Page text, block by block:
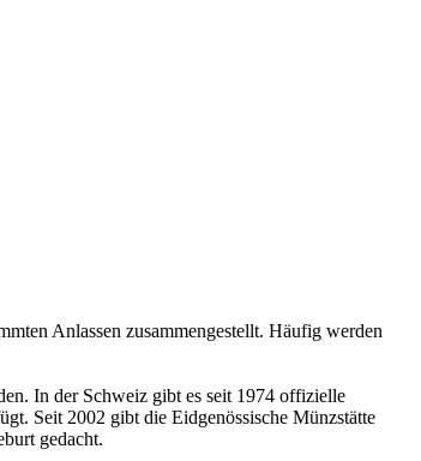
Anlassen zusammengestellt. Häufig werden
In der Schweiz gibt es seit 1974 offizielle
Seit 2002 gibt die Eidgenössische Münzstätte
gedacht.